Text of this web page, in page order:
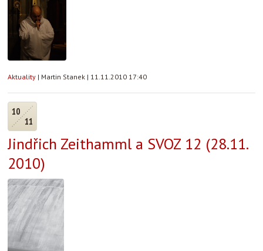
Aktuality | Martin Stanek | 11.11.2010 17:40
10
11
Jindřich Zeithamml a SVOZ 12 (28.11.
2010)